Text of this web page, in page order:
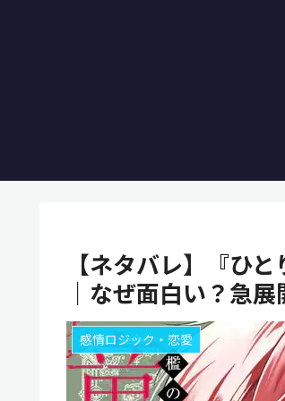
【ネタバレ】『ひ
｜なぜ面白い？急
感情ロジック・恋愛